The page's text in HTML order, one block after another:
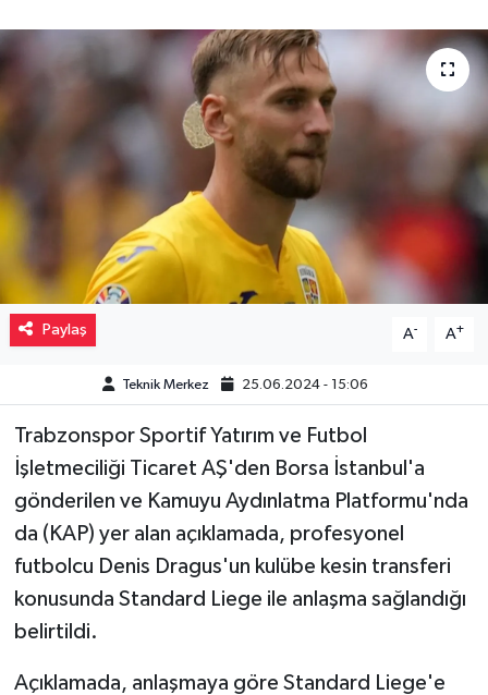
Paylaş A- A+
Teknik Merkez 25.06.2024 - 15:06
Trabzonspor Sportif Yatırım ve Futbol
İşletmeciliği Ticaret AŞ'den Borsa İstanbul'a
gönderilen ve Kamuyu Aydınlatma Platformu'nda
da (KAP) yer alan açıklamada, profesyonel
futbolcu Denis Dragus'un kulübe kesin transferi
konusunda Standard Liege ile anlaşma sağlandığı
belirtildi.
Açıklamada, anlaşmaya göre Standard Liege'e
Magazin
Piyasa
Resmi İlanlar
Sağlık
Siyaset
Spor
Teknoloji
Türkiye
Video Haber
Yaşam